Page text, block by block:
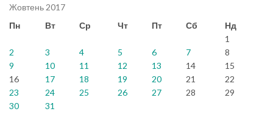
Жовтень 2017
Пн
Вт Ср Чт Пт Сб
Нд
1
2
3 4 5 6 7
8
9
10 11 12 13 14
15
16
17 18 19 20 21
22
23
24 25 26 27 28
29
30
31